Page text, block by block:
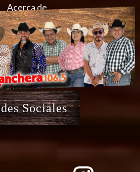
Acerca de
Sociales